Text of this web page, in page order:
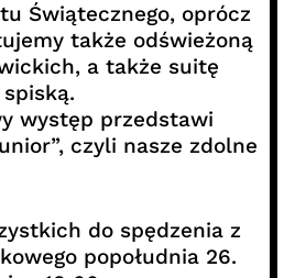
Świątecznego, oprócz
także odświeżoną
a także suitę
występ przedstawi
czyli nasze zdolne
do spędzenia z
popołudnia 26.